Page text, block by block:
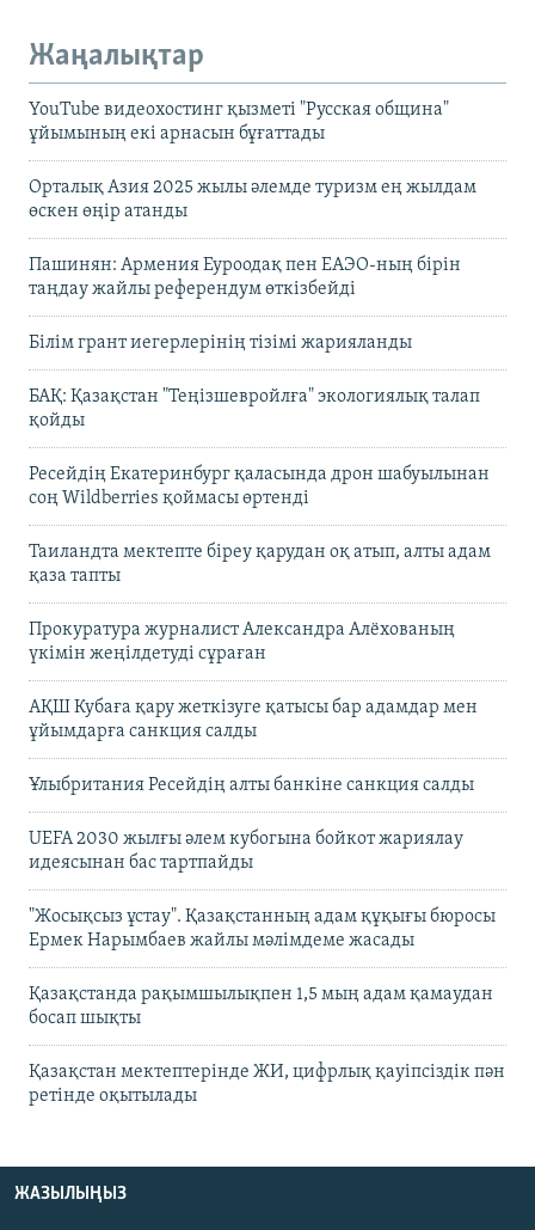
Жаңалықтар
YouTube видеохостинг қызметі "Русская община"
ұйымының екі арнасын бұғаттады
Орталық Азия 2025 жылы әлемде туризм ең жылдам
өскен өңір атанды
Пашинян: Армения Еуроодақ пен ЕАЭО-ның бірін
таңдау жайлы референдум өткізбейді
Білім грант иегерлерінің тізімі жарияланды
БАҚ: Қазақстан "Теңізшевройлға" экологиялық талап
қойды
Ресейдің Екатеринбург қаласында дрон шабуылынан
соң Wildberries қоймасы өртенді
Таиландта мектепте біреу қарудан оқ атып, алты адам
қаза тапты
Прокуратура журналист Александра Алёхованың
үкімін жеңілдетуді сұраған
АҚШ Кубаға қару жеткізуге қатысы бар адамдар мен
ұйымдарға санкция салды
Ұлыбритания Ресейдің алты банкіне санкция салды
UEFA 2030 жылғы әлем кубогына бойкот жариялау
идеясынан бас тартпайды
"Жосықсыз ұстау". Қазақстанның адам құқығы бюросы
Ермек Нарымбаев жайлы мәлімдеме жасады
Қазақстанда рақымшылықпен 1,5 мың адам қамаудан
босап шықты
Қазақстан мектептерінде ЖИ, цифрлық қауіпсіздік пән
ретінде оқытылады
ЖАЗЫЛЫҢЫЗ